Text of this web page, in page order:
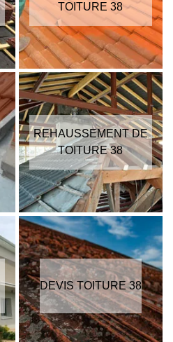
TOITURE 38
REHAUSSEMENT DE
TOITURE 38
DEVIS TOITURE 38